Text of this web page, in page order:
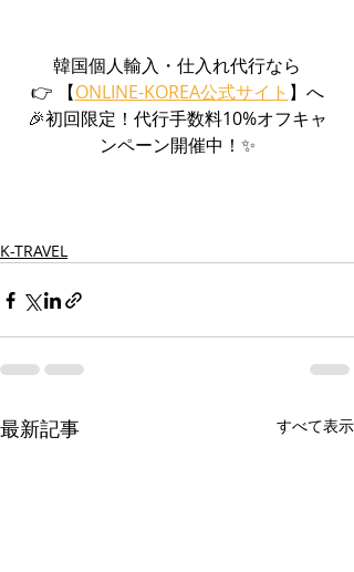
韓国個人輸入・仕入れ代行なら
👉 【ONLINE-KOREA公式サイト 】へ
🎉初回限定！代行手数料10%オフキャ
ンペーン開催中！✨
K-TRAVEL
最新記事 すべて表示